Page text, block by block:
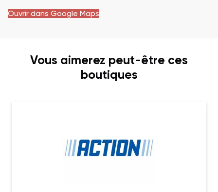
Ouvrir dans Google Maps
Vous aimerez peut-être ces
boutiques